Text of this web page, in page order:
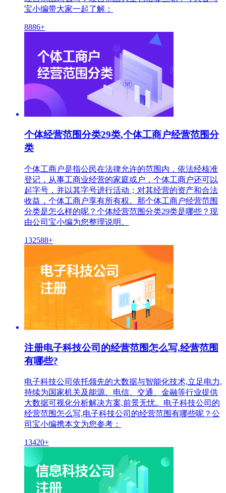
宝小编带大家一起了解：
8886+
个体经营范围分类29类,个体工商户经营范围分
类
个体工商户是指公民在法律允许的范围内，依法经核准
登记，从事工商业经营的家庭或户，个体工商户还可以
起字号，并以其字号进行活动；对其经营的资产和合法
收益，个体工商户享有所有权。那个体工商户经营范围
分类是怎么样的呢？个体经营范围分类29类是哪些？现
由公司宝小编为您整理说明。
132588+
注册电子科技公司的经营范围怎么写,经营范围
有哪些?
电子科技公司依托领先的大数据与智能化技术,立足电力,
持续为国家机关及能源、电信、交通、金融等行业提供
大数据可视化分析解决方案,前景无忧。电子科技公司的
经营范围怎么写,电子科技公司的经营范围有哪些呢？公
司宝小编携本文为您参考：
13420+